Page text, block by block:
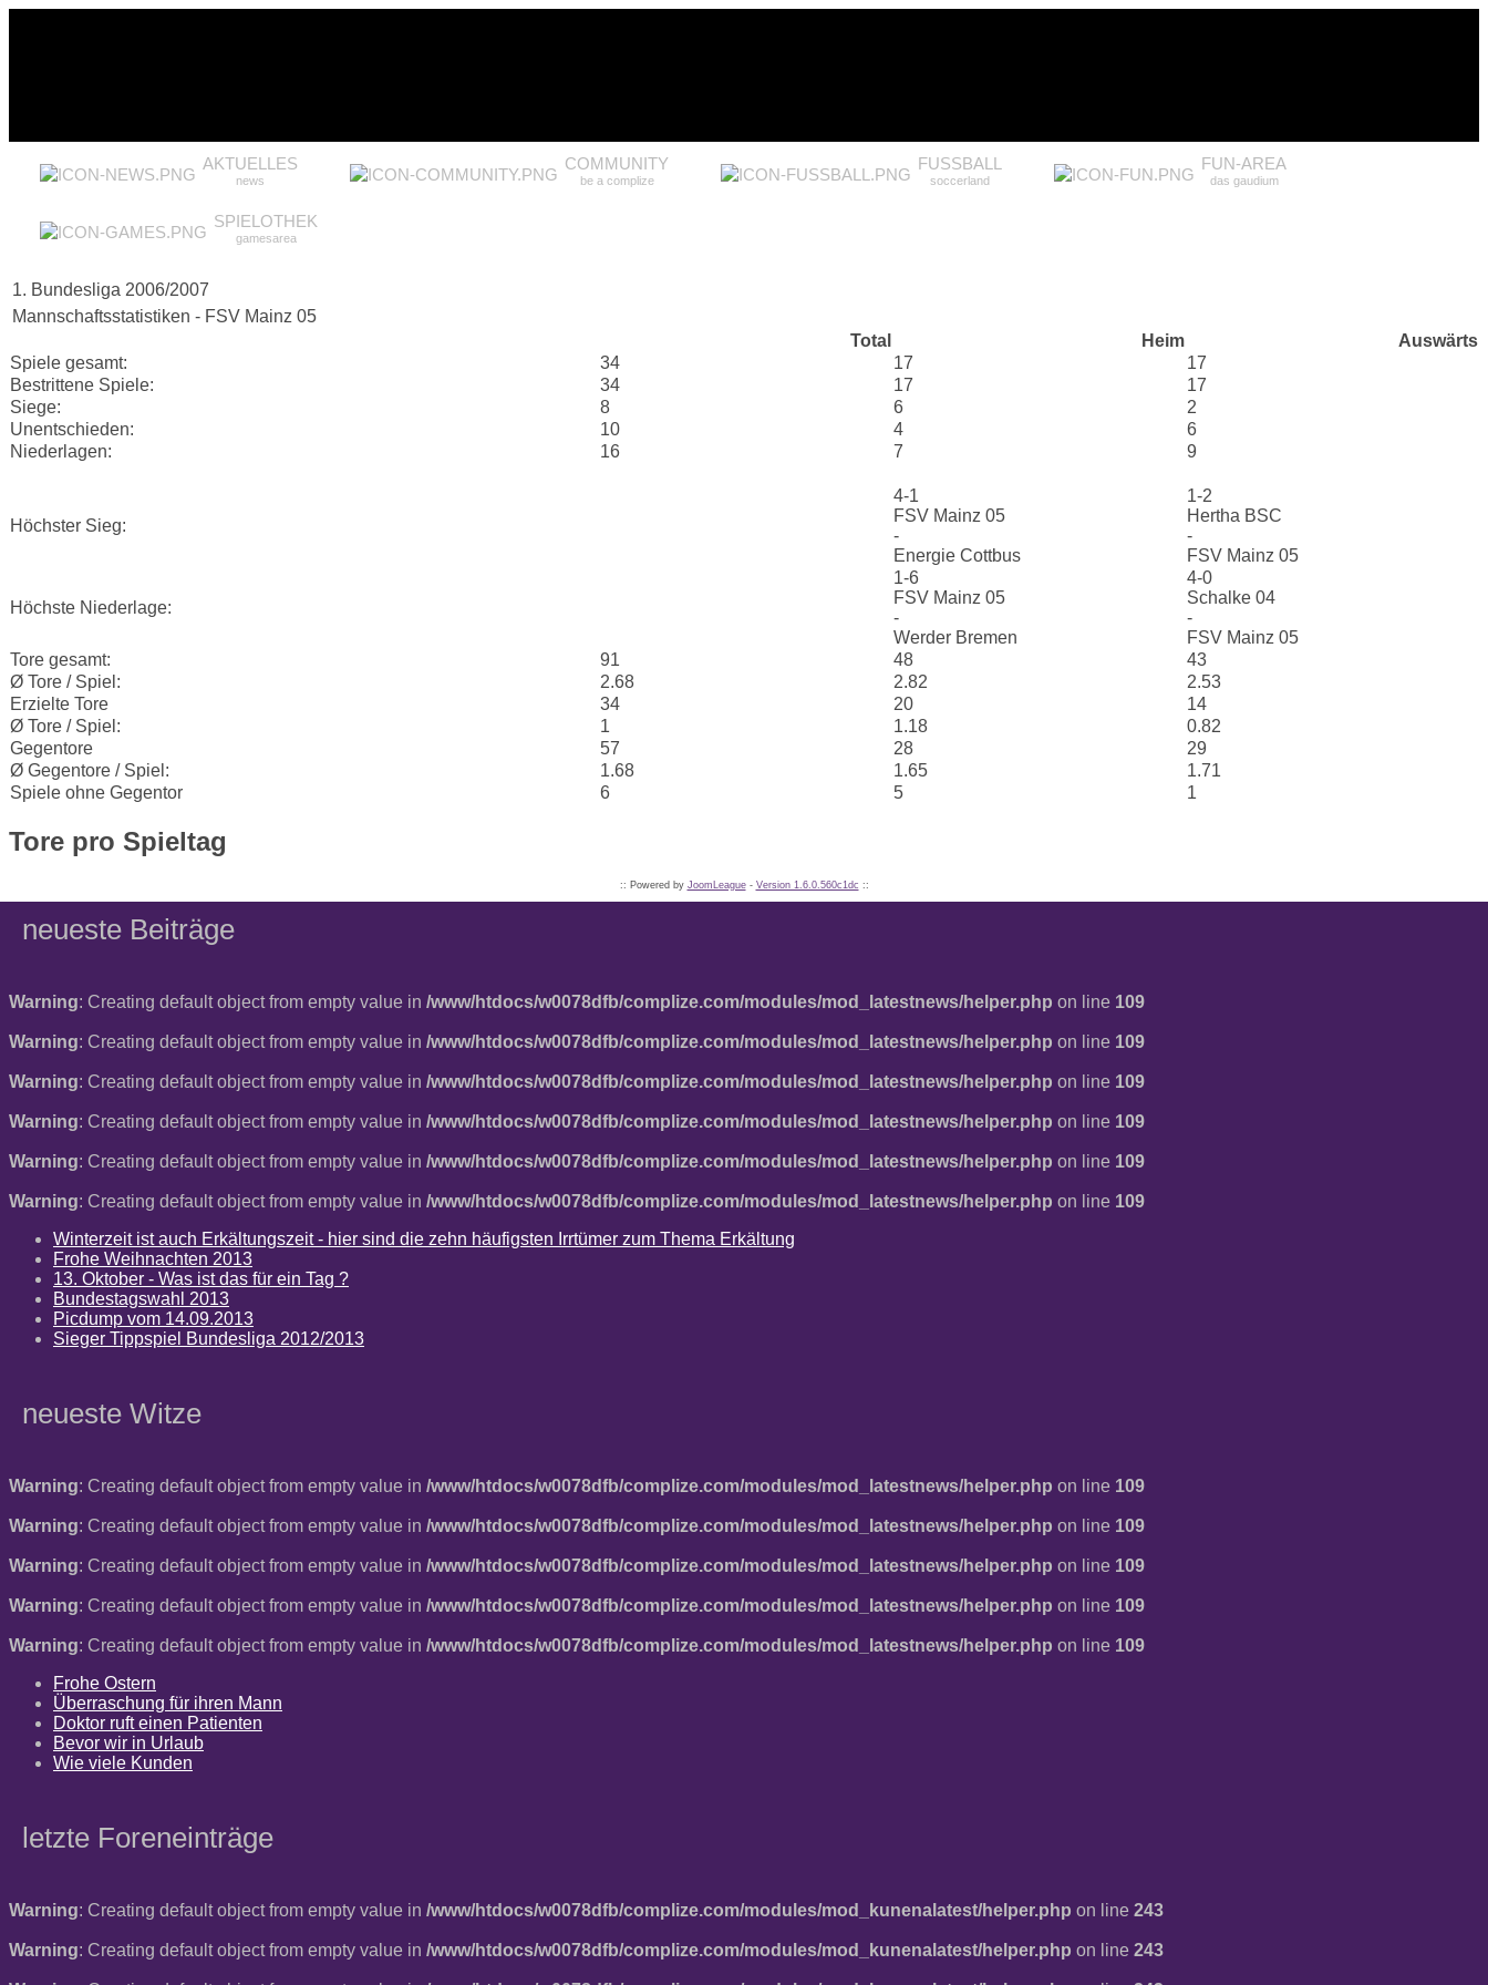
AKTUELLES
news
COMMUNITY
be a complize
FUSSBALL
soccerland
FUN-AREA
das gaudium
SPIELOTHEK
gamesarea
1. Bundesliga 2006/2007
Mannschaftsstatistiken - FSV Mainz 05
Total
Heim
Auswärts
Spiele gesamt:
34 17
17
Bestrittene Spiele:
34 17
17
Siege:
8 6
2
Unentschieden:
10 4
6
Niederlagen:
16 7 9
Höchster Sieg:
4-1
FSV Mainz 05
-
Energie Cottbus
1-2
Hertha BSC
-
FSV Mainz 05
Höchste Niederlage:
1-6
FSV Mainz 05
-
Werder Bremen
4-0
Schalke 04
-
FSV Mainz 05
Tore gesamt:
91 48
43
Ø Tore / Spiel:
2.68 2.82
2.53
Erzielte Tore
34 20
14
Ø Tore / Spiel:
1 1.18
0.82
Gegentore
57 28
29
Ø Gegentore / Spiel:
1.68 1.65
1.71
Spiele ohne Gegentor
6 5 1
Tore pro Spieltag
:: Powered by JoomLeague- Version 1.6.0.560c1dc ::
neueste Beiträge
Warning: Creating default object from empty value in /www/htdocs/w0078dfb/complize.com/modules/mod_latestnews/helper.php on line 109
Warning: Creating default object from empty value in /www/htdocs/w0078dfb/complize.com/modules/mod_latestnews/helper.php on line 109
Warning: Creating default object from empty value in /www/htdocs/w0078dfb/complize.com/modules/mod_latestnews/helper.php on line 109
Warning: Creating default object from empty value in /www/htdocs/w0078dfb/complize.com/modules/mod_latestnews/helper.php on line 109
Warning: Creating default object from empty value in /www/htdocs/w0078dfb/complize.com/modules/mod_latestnews/helper.php on line 109
Warning: Creating default object from empty value in /www/htdocs/w0078dfb/complize.com/modules/mod_latestnews/helper.php on line 109
Winterzeit ist auch Erkältungszeit - hier sind die zehn häufigsten Irrtümer zum Thema Erkältung
Frohe Weihnachten 2013
13. Oktober - Was ist das für ein Tag ?
Bundestagswahl 2013
Picdump vom 14.09.2013
Sieger Tippspiel Bundesliga 2012/2013
neueste Witze
Warning: Creating default object from empty value in /www/htdocs/w0078dfb/complize.com/modules/mod_latestnews/helper.php on line 109
Warning: Creating default object from empty value in /www/htdocs/w0078dfb/complize.com/modules/mod_latestnews/helper.php on line 109
Warning: Creating default object from empty value in /www/htdocs/w0078dfb/complize.com/modules/mod_latestnews/helper.php on line 109
Warning: Creating default object from empty value in /www/htdocs/w0078dfb/complize.com/modules/mod_latestnews/helper.php on line 109
Warning: Creating default object from empty value in /www/htdocs/w0078dfb/complize.com/modules/mod_latestnews/helper.php on line 109
Frohe Ostern
Überraschung für ihren Mann
Doktor ruft einen Patienten
Bevor wir in Urlaub
Wie viele Kunden
letzte Foreneinträge
Warning: Creating default object from empty value in /www/htdocs/w0078dfb/complize.com/modules/mod_kunenalatest/helper.php on line 243
Warning: Creating default object from empty value in /www/htdocs/w0078dfb/complize.com/modules/mod_kunenalatest/helper.php on line 243